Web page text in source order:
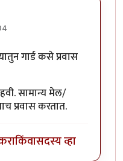
गार्ड कसे प्रवास
सामान्य मेल/
प्रवास करतात.
किंवासदस्य व्हा